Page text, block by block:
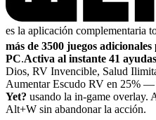
es la aplicación complementaria
más de 3500 juegos
PC.Activa al instante 41
Dios, RV Invencible, Salud
Aumentar Escudo RV en 25% —
Yet? usando la in-game overlay.
Alt+W sin abandonar la acción.